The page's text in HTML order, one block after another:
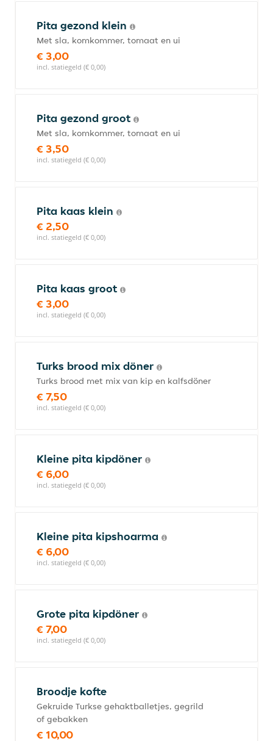
Pita gezond klein
Met sla, komkommer, tomaat en ui
€ 3,00
incl. statiegeld (€ 0,00)
Pita gezond groot
Met sla, komkommer, tomaat en ui
€ 3,50
incl. statiegeld (€ 0,00)
Pita kaas klein
€ 2,50
incl. statiegeld (€ 0,00)
Pita kaas groot
€ 3,00
incl. statiegeld (€ 0,00)
Turks brood mix döner
Turks brood met mix van kip en kalfsdöner
€ 7,50
incl. statiegeld (€ 0,00)
Kleine pita kipdöner
€ 6,00
incl. statiegeld (€ 0,00)
Kleine pita kipshoarma
€ 6,00
incl. statiegeld (€ 0,00)
Grote pita kipdöner
€ 7,00
incl. statiegeld (€ 0,00)
Broodje kofte
Gekruide Turkse gehaktballetjes, gegrild
of gebakken
€ 10,00